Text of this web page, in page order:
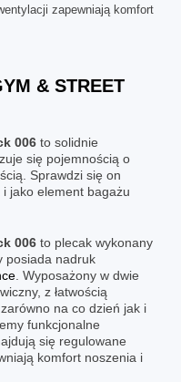
zapewniają komfort
& STREET
006 to solidnie
się pojemnością o
Sprawdzi się on
jako element bagażu
006 to plecak wykonany
posiada nadruk
. Wyposażony w dwie
z łatwością
na co dzień jak i
funkcjonalne
się regulowane
komfort noszenia i